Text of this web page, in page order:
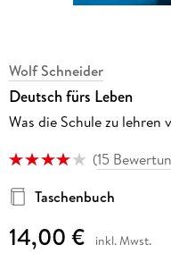
Wolf Schneider
Deutsch fürs Leben
Was die Schule zu lehren
(15
Taschenbuch
14,00 € inkl. Mwst.